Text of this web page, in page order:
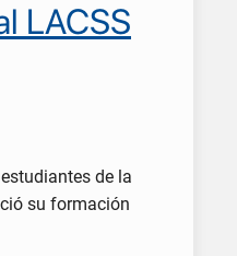
LACSS
de la
su formación